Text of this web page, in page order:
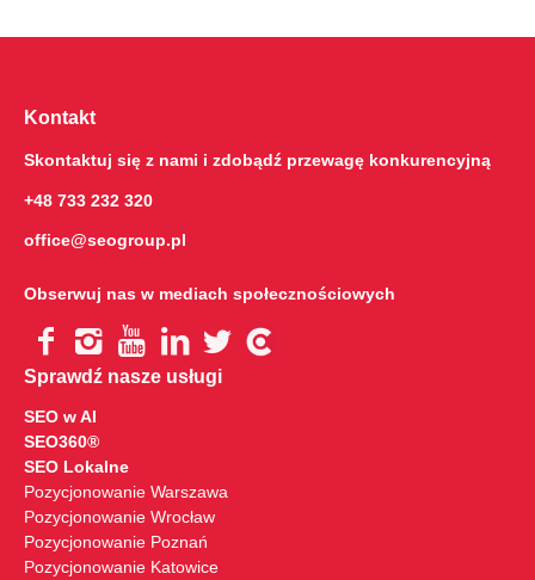
Kontakt
Skontaktuj się z nami i zdobądź przewagę konkurencyjną
+48 733 232 320
office@seogroup.pl
Obserwuj nas w mediach społecznościowych
Sprawdź nasze usługi
SEO w AI
SEO360®
SEO Lokalne
Pozycjonowanie Warszawa
Pozycjonowanie Wrocław
Pozycjonowanie Poznań
Pozycjonowanie Katowice